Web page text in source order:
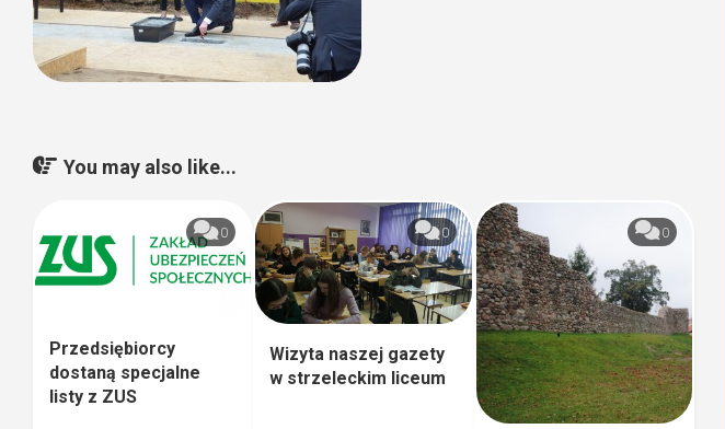
You may also like...
0
Przedsiębiorcy
dostaną specjalne
listy z ZUS
0
Wizyta naszej gazety
w strzeleckim liceum
0